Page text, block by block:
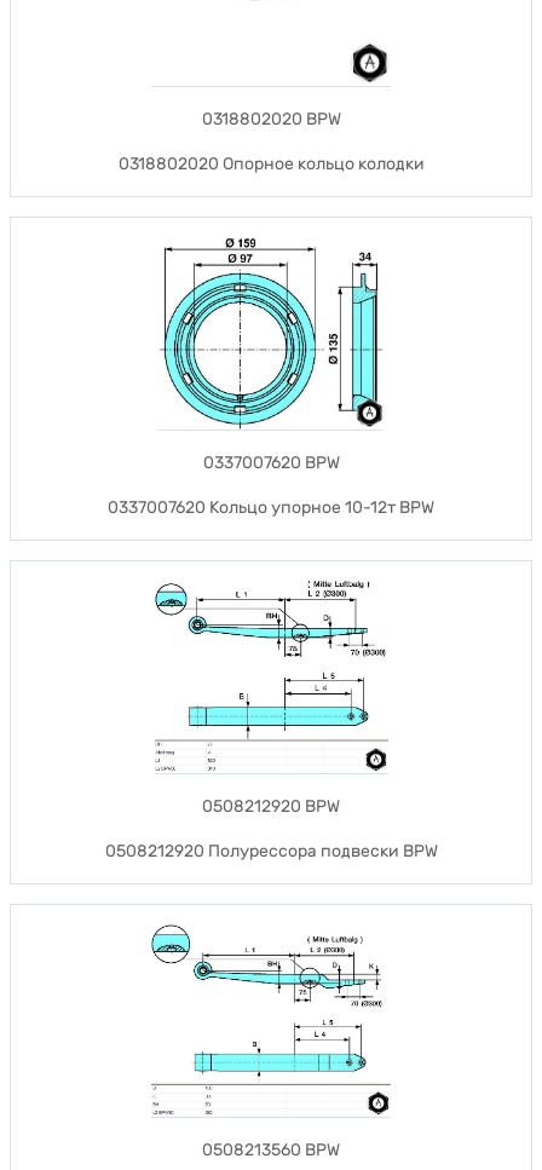
0318802020 BPW
0318802020 Опорное кольцо колодки
0337007620 BPW
0337007620 Кольцо упорное 10-12т BPW
0508212920 BPW
0508212920 Полурессора подвески BPW
0508213560 BPW